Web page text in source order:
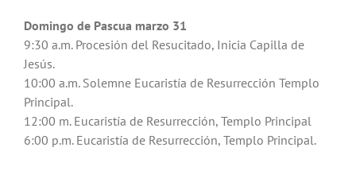
Domingo de Pascua marzo 31
9:30 a.m. Procesión del Resucitado, Inicia Capilla de
Jesús.
10:00 a.m. Solemne Eucaristía de Resurrección Templo
Principal.
12:00 m. Eucaristía de Resurrección, Templo Principal
6:00 p.m. Eucaristía de Resurrección, Templo Principal.